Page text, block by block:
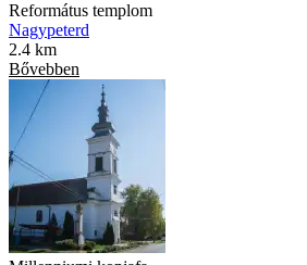
Református templom
Nagypeterd
2.4 km
Bővebben